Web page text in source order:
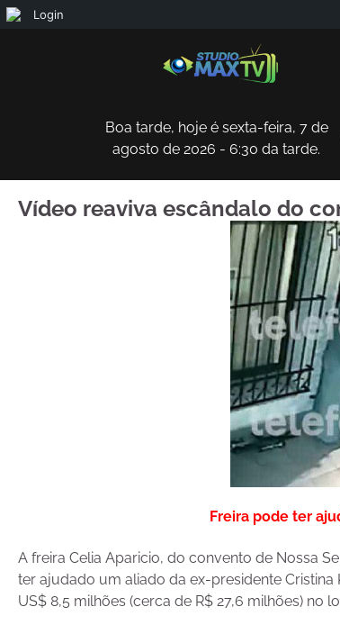
Boa tarde, hoje é sexta-feira, 7 de
agosto de 2026 - 6:30 da tarde.
Vídeo reaviva escândalo do
Freira pode ter
A freira Celia Aparicio, do convento de Nossa
ter ajudado um aliado da ex-presidente
US$ 8,5 milhões (cerca de R$ 27,6 milhões) no
Login